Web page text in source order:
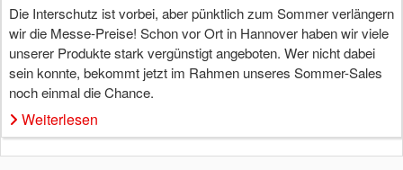
Die Interschutz ist vorbei, aber pünktlich zum Sommer verlängern
wir die Messe-Preise! Schon vor Ort in Hannover haben wir viele
unserer Produkte stark vergünstigt angeboten. Wer nicht dabei
sein konnte, bekommt jetzt im Rahmen unseres Sommer-Sales
noch einmal die Chance.
Weiterlesen